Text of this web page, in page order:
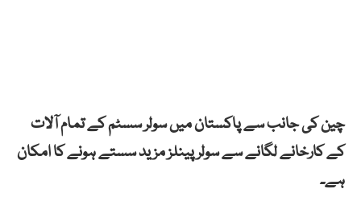
چین کی جانب سے پاکستان میں سولر سسٹم کے تمام آلات
کے کارخانے لگانے سے سولر پینلز مزید سستے ہونے کا امکان
ہے۔